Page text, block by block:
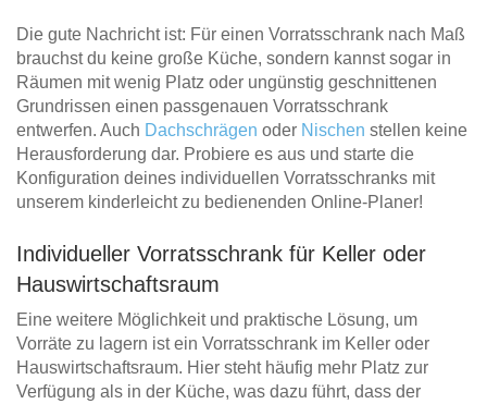
Die gute Nachricht ist: Für einen Vorratsschrank nach Maß
brauchst du keine große Küche, sondern kannst sogar in
Räumen mit wenig Platz oder ungünstig geschnittenen
Grundrissen einen passgenauen Vorratsschrank
entwerfen. Auch Dachschrägen oder Nischen stellen keine
Herausforderung dar. Probiere es aus und starte die
Konfiguration deines individuellen Vorratsschranks mit
unserem kinderleicht zu bedienenden Online-Planer!
Individueller Vorratsschrank für Keller oder
Hauswirtschaftsraum
Eine weitere Möglichkeit und praktische Lösung, um
Vorräte zu lagern ist ein Vorratsschrank im Keller oder
Hauswirtschaftsraum. Hier steht häufig mehr Platz zur
Verfügung als in der Küche, was dazu führt, dass der